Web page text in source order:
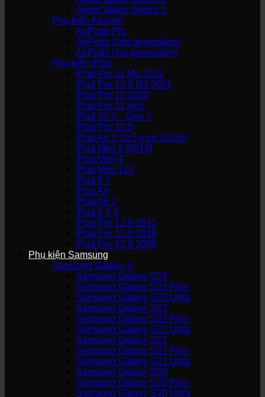
Apple Watch Series 1
Phụ kiện Airpods
AirPods Pro
AirPods (2nd generation)
AirPods (1st generation)
Phụ kiện iPad
iPad Pro 11 M1 2021
iPad Pro 12.9 M1 2021
iPad Pro 11 2020
iPad Pro 11 inch
iPad 10.2 – Gen 7
iPad Pro 10.5
iPad Air 3 10.5 inch (2019)
iPad Mini 5 (2019)
iPad Mini 4
iPad Mini 123
iPad 9.7
iPad Air
iPad Air 2
iPad 2 3 4
iPad Pro 12.9 2015
iPad Pro 12.9 2018
iPad Pro 12.9 2020
Phụ kiện Samsung
Samsung Galaxy S
Samsung Galaxy S23
Samsung Galaxy S23 Plus
Samsung Galaxy S23 Ultra
Samsung Galaxy S22
Samsung Galaxy S22 Plus
Samsung Galaxy S22 Ultra
Samsung Galaxy S21
Samsung Galaxy S21 Plus
Samsung Galaxy S21 Ultra
Samsung Galaxy S20
Samsung Galaxy S20 Plus
Samsung Galaxy S20 Ultra